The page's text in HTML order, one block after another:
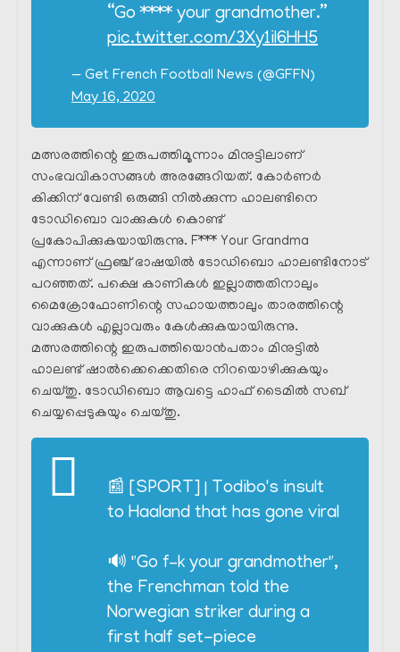
“Go **** your grandmother.”
pic.twitter.com/3Xy1il6HH5
— Get French Football News (@GFFN)
May 16, 2020
മത്സരത്തിന്റെ ഇരുപത്തിമൂന്നാം മിനുട്ടിലാണ്
സംഭവവികാസങ്ങൾ അരങ്ങേറിയത്. കോർണർ
കിക്കിന് വേണ്ടി ഒരുങ്ങി നിൽക്കുന്ന ഹാലണ്ടിനെ
ടോഡിബൊ വാക്കുകൾ കൊണ്ട്
പ്രകോപിക്കുകയായിരുന്നു. F*** Your Grandma
എന്നാണ് ഫ്രഞ്ച് ഭാഷയിൽ ടോഡിബൊ ഹാലണ്ടിനോട്‌
പറഞ്ഞത്. പക്ഷെ കാണികൾ ഇല്ലാത്തതിനാലും
മൈക്രോഫോണിന്റെ സഹായത്താലും താരത്തിന്റെ
വാക്കുകൾ എല്ലാവരും കേൾക്കുകയായിരുന്നു.
മത്സരത്തിന്റെ ഇരുപത്തിയൊൻപതാം മിനുട്ടിൽ
ഹാലണ്ട് ഷാൽക്കെക്കെതിരെ നിറയൊഴിക്കുകയും
ചെയ്തു. ടോഡിബൊ ആവട്ടെ ഹാഫ് ടൈമിൽ സബ്
ചെയ്യപ്പെടുകയും ചെയ്തു.
📰 [SPORT] | Todibo's insult
to Haaland that has gone viral
🔊 "Go f–k your grandmother",
the Frenchman told the
Norwegian striker during a
first half set-piece